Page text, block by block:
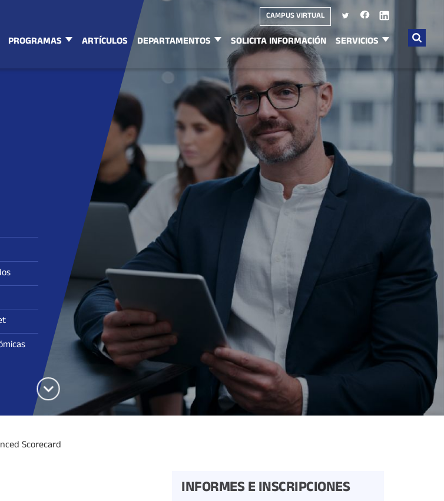
CAMPUS VIRTUAL
PROGRAMAS ARTÍCULOS DEPARTAMENTOS SOLICITA INFORMACIÓN SERVICIOS
Buscar
Scorecard
INFORMES E INSCRIPCIONES